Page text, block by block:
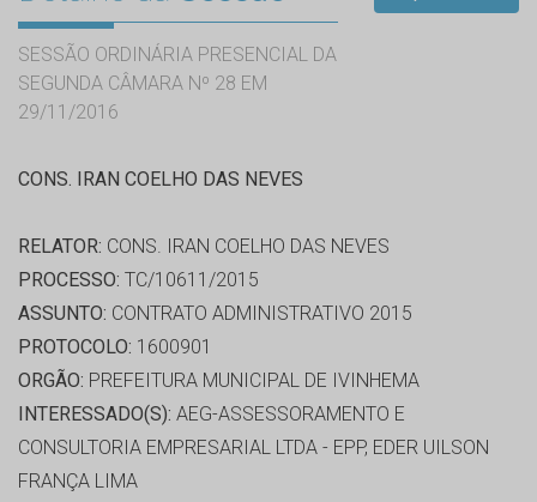
SESSÃO ORDINÁRIA PRESENCIAL DA
SEGUNDA CÂMARA Nº 28 EM
29/11/2016
CONS. IRAN COELHO DAS NEVES
RELATOR: CONS. IRAN COELHO DAS NEVES
PROCESSO: TC/10611/2015
ASSUNTO: CONTRATO ADMINISTRATIVO 2015
PROTOCOLO: 1600901
ORGÃO: PREFEITURA MUNICIPAL DE IVINHEMA
INTERESSADO(S): AEG-ASSESSORAMENTO E
CONSULTORIA EMPRESARIAL LTDA - EPP, EDER UILSON
FRANÇA LIMA